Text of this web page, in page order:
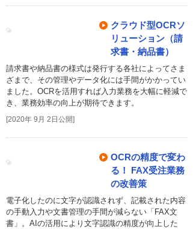
クラウド型OCRソ
リューション（請
求書・納品書）
請求書や納品書の様式は発行する各社によってさま
ざまで、その管理やデータ化には手間がかかってい
ました。OCRを活用すれば入力業務を大幅に軽減で
き、業務効率の向上が期待できます。
[2020年 9月 2日公開]
OCRの精度で変わ
る！ FAX受注業務
の改善策
電子化したのに文字が認識されず、記載された内容
の手動入力や文書管理の手間が減らない「FAX文
書」。AIの活用により文字認識の精度が向上した